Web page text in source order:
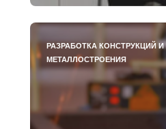
РАЗРАБОТКА КОНСТРУКЦИЙ
МЕТАЛЛОСТРОЕНИЯ